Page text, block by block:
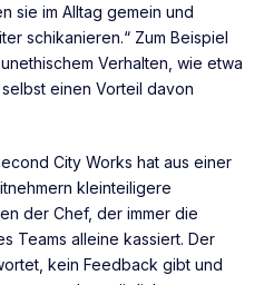
sie im Alltag gemein und
schikanieren.“ Zum Beispiel
Verhalten, wie etwa
einen Vorteil davon
City Works hat aus einer
kleinteiligere
der Chef, der immer die
Teams alleine kassiert. Der
kein Feedback gibt und